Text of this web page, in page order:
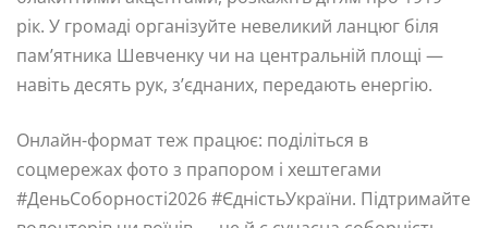
рік. У громаді організуйте невеликий ланцюг біля
пам’ятника Шевченку чи на центральній площі —
навіть десять рук, з’єднаних, передають енергію.
Онлайн-формат теж працює: поділіться в
соцмережах фото з прапором і хештегами
#ДеньСоборності2026 #ЄдністьУкраїни. Підтримайте